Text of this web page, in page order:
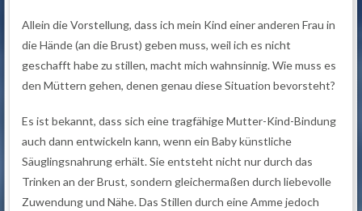
Allein die Vorstellung, dass ich mein Kind einer anderen Frau in
die Hände (an die Brust) geben muss, weil ich es nicht
geschafft habe zu stillen, macht mich wahnsinnig. Wie muss es
den Müttern gehen, denen genau diese Situation bevorsteht?
Es ist bekannt, dass sich eine tragfähige Mutter-Kind-Bindung
auch dann entwickeln kann, wenn ein Baby künstliche
Säuglingsnahrung erhält. Sie entsteht nicht nur durch das
Trinken an der Brust, sondern gleichermaßen durch liebevolle
Zuwendung und Nähe. Das Stillen durch eine Amme jedoch